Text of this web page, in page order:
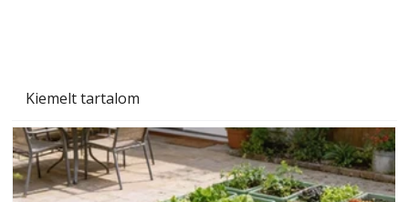
Kiemelt tartalom